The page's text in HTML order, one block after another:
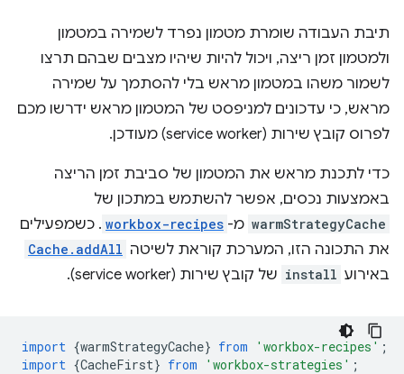
תיבת העבודה שומרת מטמון נפרד לשמירה במטמון
ולמטמון זמן ריצה, ויכול להיות שיהיו מצבים שבהם תרצו
לשמור משהו במטמון מראש בלי להסתמך על שמירה
מראש, כי עדכונים למניפסט של המטמון מראש ידרשו מכם
לפרוס קובץ שירות (service worker) מעודכן.
כדי לתכנת מראש את המטמון של סביבת זמן הריצה
באמצעות נכסים, אפשר להשתמש במתכון של
warmStrategyCache מ- workbox-recipes . כשמפעילים
את התכונה הזו, המערכת קוראת לשיטה Cache.addAll
באירוע install של קובץ שירות (service worker).
import {warmStrategyCache} from 'workbox-recipes' ;
import {CacheFirst} from 'workbox-strategies' ;